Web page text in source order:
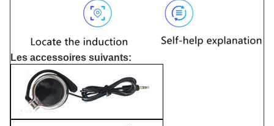
Les accessoires suivants: